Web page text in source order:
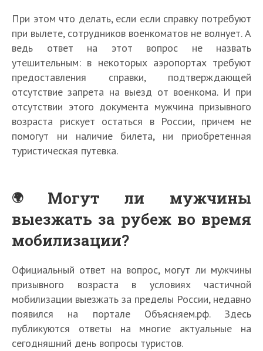
При этом что делать, если если справку потребуют
при вылете, сотрудников военкоматов не волнует. А
ведь ответ на этот вопрос не назвать
утешительным: в некоторых аэропортах требуют
предоставления справки, подтверждающей
отсутствие запрета на выезд от военкома. И при
отсутствии этого документа мужчина призывного
возраста рискует остаться в России, причем не
помогут ни наличие билета, ни приобретенная
туристическая путевка.
Могут ли мужчины
выезжать за рубеж во время
мобилизации?
Официальный ответ на вопрос, могут ли мужчины
призывного возраста в условиях частичной
мобилизации выезжать за пределы России, недавно
появился на портале Объясняем.рф. Здесь
публикуются ответы на многие актуальные на
сегодняшний день вопросы туристов.